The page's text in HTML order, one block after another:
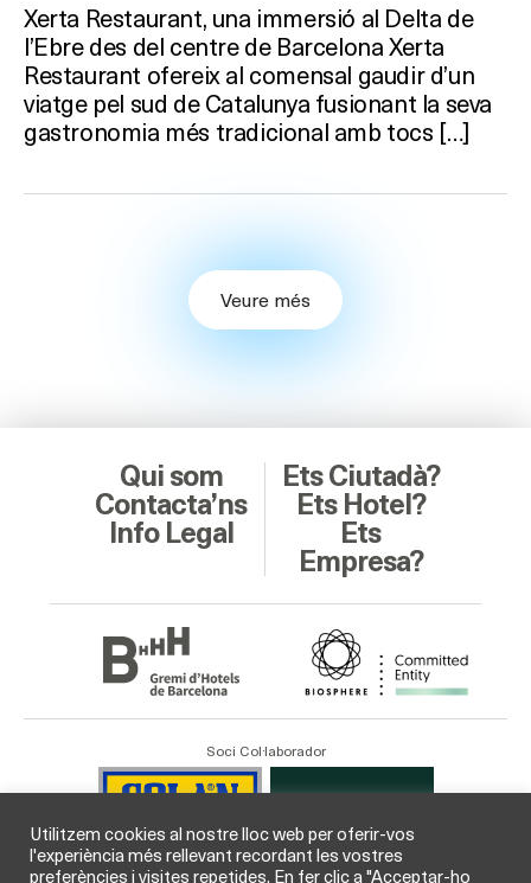
Xerta Restaurant, una immersió al Delta de
l’Ebre des del centre de Barcelona Xerta
Restaurant ofereix al comensal gaudir d’un
viatge pel sud de Catalunya fusionant la seva
gastronomia més tradicional amb tocs […]
Veure més
Qui som
Contacta’ns
Info Legal
Ets Ciutadà?
Ets Hotel?
Ets
Empresa?
Soci Col·laborador
Utilitzem cookies al nostre lloc web per oferir-vos
l'experiència més rellevant recordant les vostres
preferències i visites repetides. En fer clic a "Acceptar-ho